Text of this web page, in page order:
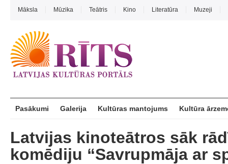
Māksla Mūzika Teātris Kino Literatūra Muzeji
Pasākumi Galerija Kultūras mantojums Kultūra
Latvijas kinoteātros sāk
komēdiju “Savrupmāja ar